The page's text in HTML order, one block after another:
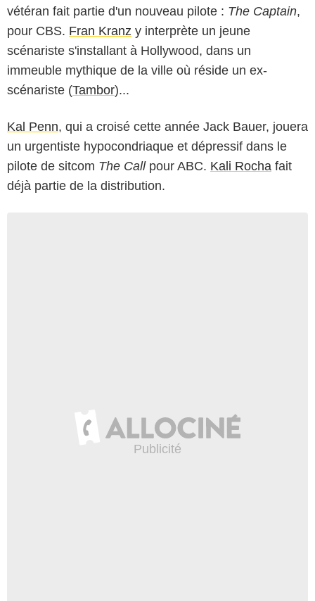
vétéran fait partie d'un nouveau pilote : The Captain,
pour CBS. Fran Kranz y interprète un jeune
scénariste s'installant à Hollywood, dans un
immeuble mythique de la ville où réside un ex-
scénariste (Tambor)...
Kal Penn, qui a croisé cette année Jack Bauer, jouera
un urgentiste hypocondriaque et dépressif dans le
pilote de sitcom The Callpour ABC. Kali Rocha fait
déjà partie de la distribution.